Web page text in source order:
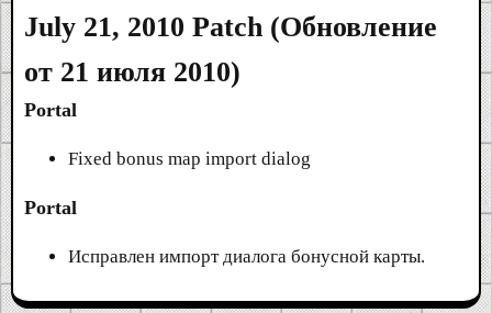
July 21, 2010 Patch (Обновление
от 21 июля 2010)
Portal
Fixed bonus map import dialog
Portal
Исправлен импорт диалога бонусной карты.